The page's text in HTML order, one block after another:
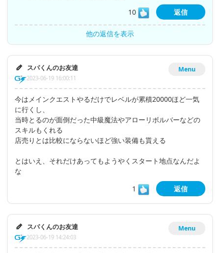
10
返信
他の返信を表示
Menu
スパくんのお友達
2023-06-19 16:00:11
今はメインクエストやるだけでレベルが累積20000ほど一気
に行くし、
当時とるのが面倒だった中級魔法やアローリボルバーなどの
スキルもくれる
店売りとは比較にならないほど強い装備も貰える
とはいえ、それだけあってもようやくスタート地点なんだよ
な
1
返信
Menu
スパくんのお友達
2023-06-19 14:24:03